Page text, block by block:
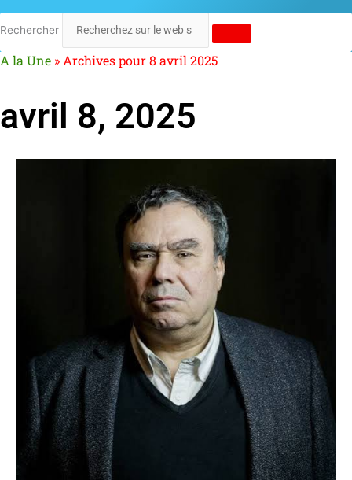
Rechercher
A la Une »Archives pour 8 avril 2025
avril 8, 2025